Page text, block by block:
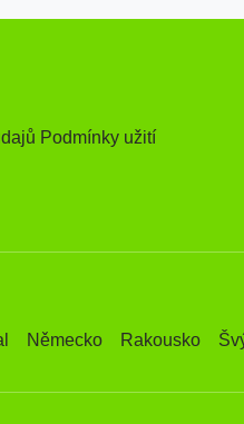
Podmínky užití
Německo Rakousko